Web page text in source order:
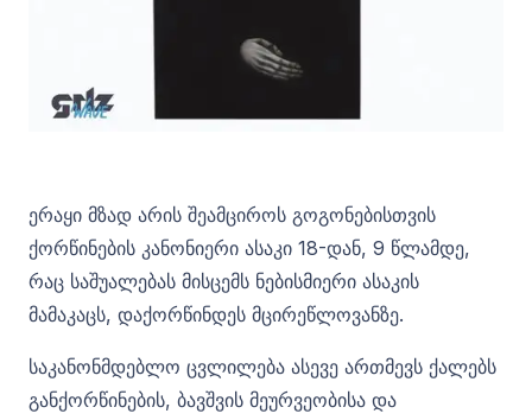
ერაყი მზად არის შეამციროს გოგონებისთვის
ქორწინების კანონიერი ასაკი 18-დან, 9 წლამდე,
რაც საშუალებას მისცემს ნებისმიერი ასაკის
მამაკაცს, დაქორწინდეს მცირეწლოვანზე.
საკანონმდებლო ცვლილება ასევე ართმევს ქალებს
განქორწინების, ბავშვის მეურვეობისა და